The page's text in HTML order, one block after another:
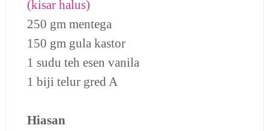
(kisar halus)
250 gm mentega
150 gm gula kastor
1 sudu teh esen vanila
1 biji telur gred A
Hiasan